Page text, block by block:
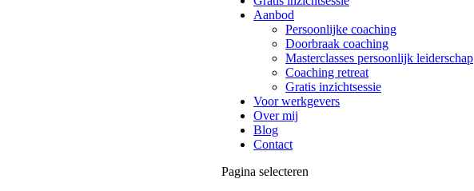
Aanbod
Persoonlijke coaching
Doorbraak coaching
Masterclasses persoonlijk leiderschap
Coaching retreat
Gratis inzichtsessie
Voor werkgevers
Over mij
Blog
Contact
Pagina selecteren